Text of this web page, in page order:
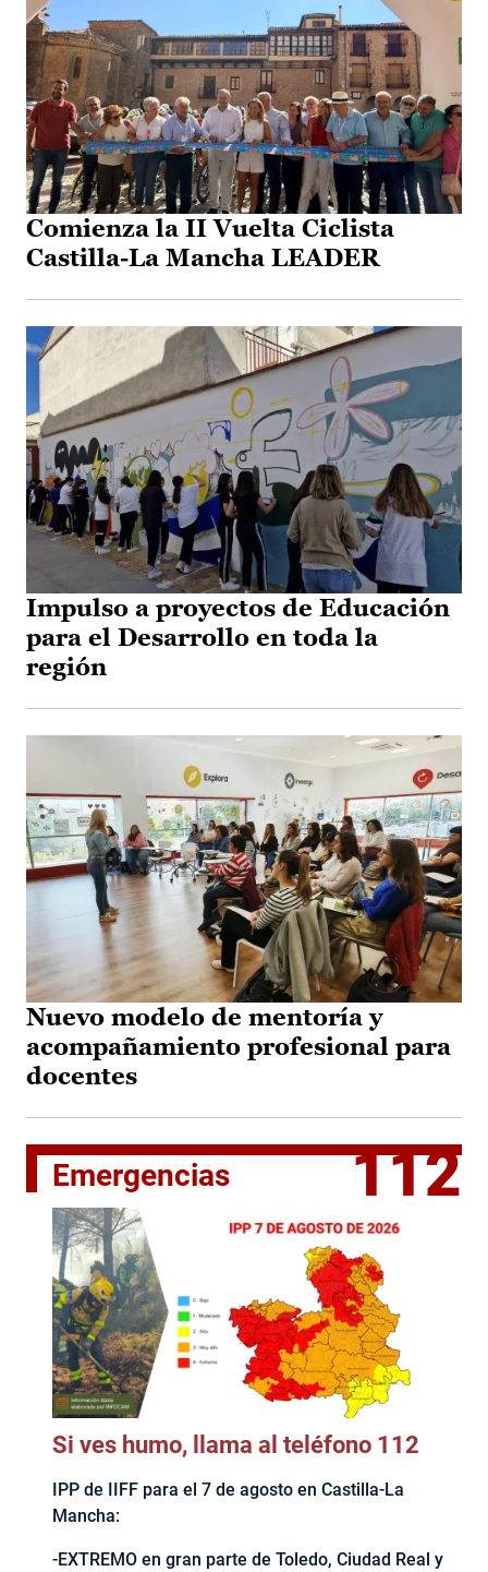
Comienza la II Vuelta Ciclista
Castilla-La Mancha LEADER
Impulso a proyectos de Educación
para el Desarrollo en toda la
región
Nuevo modelo de mentoría y
acompañamiento profesional para
docentes
Emergencias 112
Si ves humo, llama al teléfono 112
IPP de IIFF para el 7 de agosto en Castilla-La
Mancha:
-EXTREMO en gran parte de Toledo, Ciudad Real y